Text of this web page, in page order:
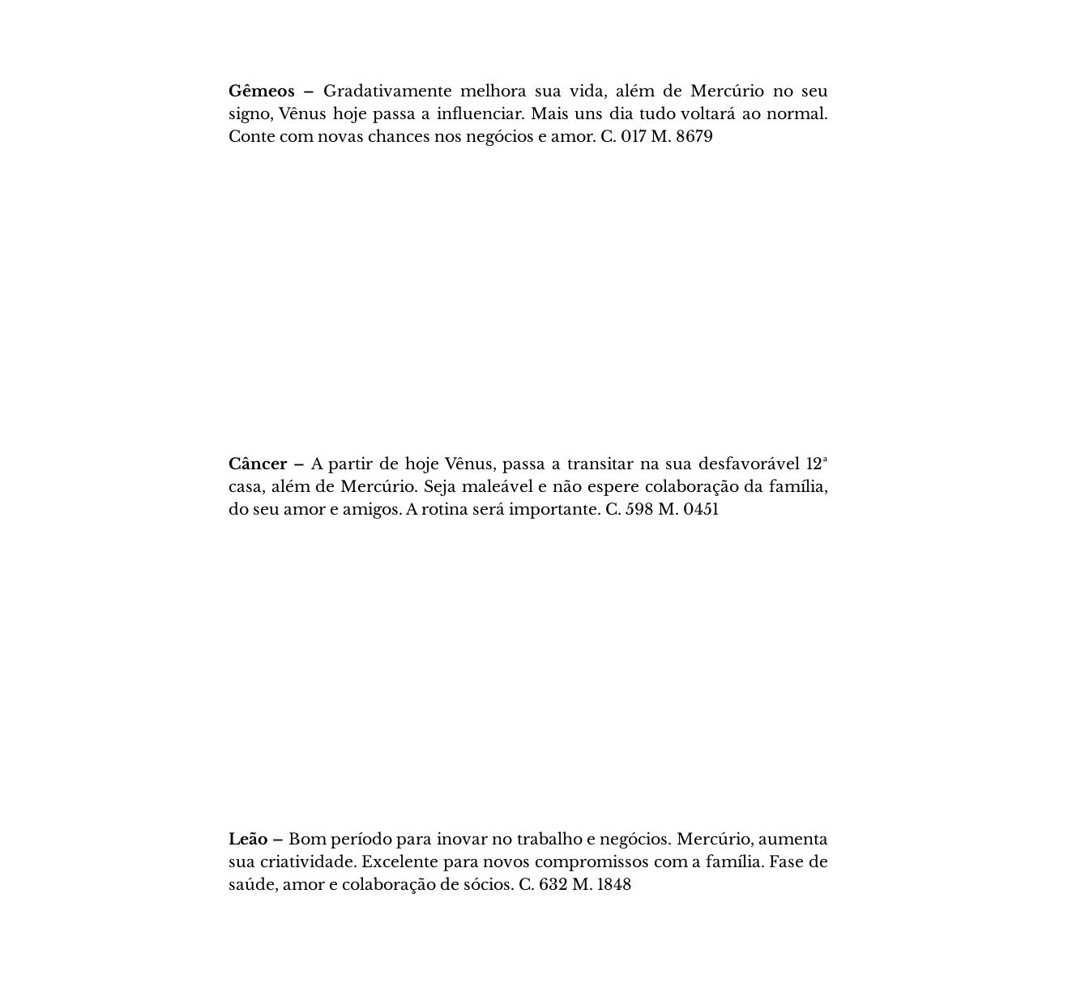
Gêmeos – Gradativamente melhora sua vida, além de Mercúrio no seu
signo, Vênus hoje passa a influenciar. Mais uns dia tudo voltará ao normal.
Conte com novas chances nos negócios e amor. C. 017 M. 8679
Câncer – A partir de hoje Vênus, passa a transitar na sua desfavorável 12ª
casa, além de Mercúrio. Seja maleável e não espere colaboração da família,
do seu amor e amigos. A rotina será importante. C. 598 M. 0451
Leão – Bom período para inovar no trabalho e negócios. Mercúrio, aumenta
sua criatividade. Excelente para novos compromissos com a família. Fase de
saúde, amor e colaboração de sócios. C. 632 M. 1848